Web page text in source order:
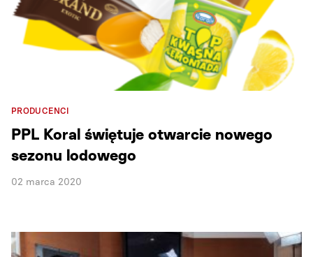
PRODUCENCI
PPL Koral świętuje otwarcie nowego
sezonu lodowego
02 marca 2020